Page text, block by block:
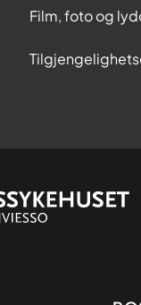
Film, foto og